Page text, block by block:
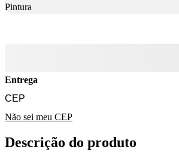
Pintura
Entrega
Não sei meu CEP
Descrição do produto